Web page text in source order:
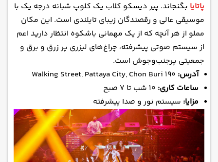
پاتایا بگنجاند. پیر دیسکو کلاب یک کلوپ شبانه درجه یک با
موسیقی عالی و رقصندگان زیبای تایلندی است. این مکان
مملو از هر آنچه که از یک مهمانی باشکوه انتظار دارید اعم
از سیستم صوتی پیشرفته، چراغ‌های لیزری پر زرق و برق و
جمعیتی پرجنب‌وجوش است.
آدرس:
ساعات کاری:
مزایا: سیستم نور و صدا پیشرفته